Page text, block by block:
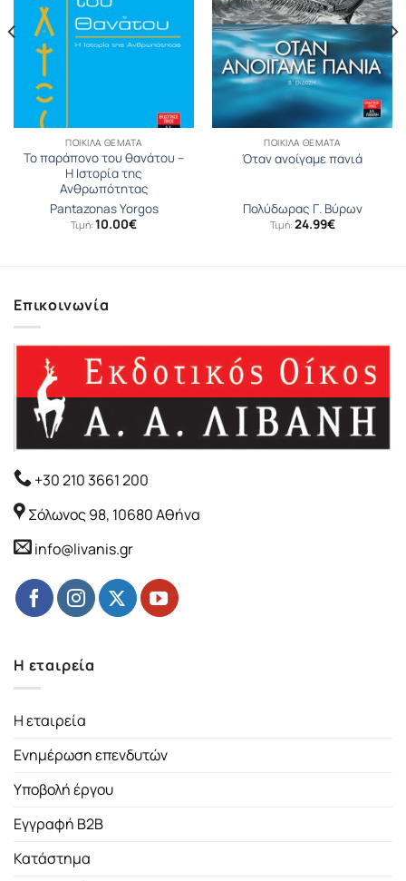
ΠΟΙΚΊΛΑ ΘΈΜΑΤΑ
Το παράπονο του θανάτου –
Η Ιστορία της
Ανθρωπότητας
Pantazonas Yorgos
Τιμή: 10.00€
ΠΟΙΚΊΛΑ ΘΈΜΑΤΑ
Όταν ανοίγαμε πανιά
Πολύδωρας Γ. Βύρων
Τιμή: 24.99€
Επικοινωνία
+30 210 3661 200
Σόλωνος 98, 10680 Αθήνα
info@livanis.gr
Η εταιρεία
Η εταιρεία
Ενημέρωση επενδυτών
Υποβολή έργου
Εγγραφή B2B
Κατάστημα